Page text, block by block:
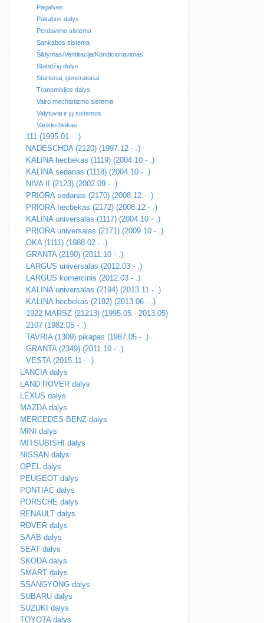
Pagalvės
Pakabos dalys
Perdavimo sistema
Sankabos sistema
Šildymas/Ventiliacija/Kondicionavimas
Stabdžių dalys
Starteriai, generatoriai
Transmisijos dalys
Vairo mechanizmo sistema
Valytuvai ir jų sistemos
Variklio blokas
111 (1995.01 - .)
NADESCHDA (2120) (1997.12 - .)
KALINA hecbekas (1119) (2004.10 - .)
KALINA sedanas (1118) (2004.10 - .)
NIVA II (2123) (2002.09 - .)
PRIORA sedanas (2170) (2008.12 - .)
PRIORA hecbekas (2172) (2008.12 - .)
KALINA universalas (1117) (2004.10 - .)
PRIORA universalas (2171) (2009.10 - .)
OKA (1111) (1988.02 - .)
GRANTA (2190) (2011.10 - .)
LARGUS universalas (2012.03 - .)
LARGUS komercinis (2012.03 - .)
KALINA universalas (2194) (2013.11 - .)
KALINA hecbekas (2192) (2013.06 - .)
1922 MARSZ (21213) (1995.05 - 2013.05)
2107 (1982.05 - .)
TAVRIA (1309) pikapas (1987.05 - .)
GRANTA (2349) (2011.10 - .)
VESTA (2015.11 - .)
LANCIA dalys
LAND ROVER dalys
LEXUS dalys
MAZDA dalys
MERCEDES-BENZ dalys
MINI dalys
MITSUBISHI dalys
NISSAN dalys
OPEL dalys
PEUGEOT dalys
PONTIAC dalys
PORSCHE dalys
RENAULT dalys
ROVER dalys
SAAB dalys
SEAT dalys
SKODA dalys
SMART dalys
SSANGYONG dalys
SUBARU dalys
SUZUKI dalys
TOYOTA dalys